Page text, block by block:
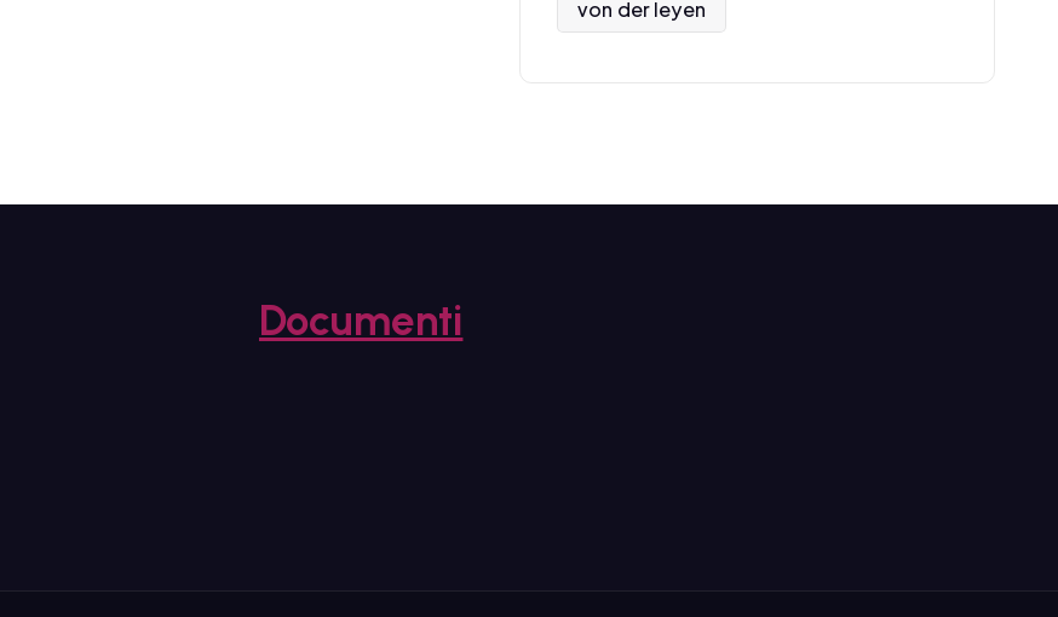
von der leyen
Documenti